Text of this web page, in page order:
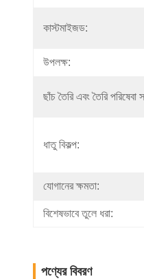
কাস্টমাইজড:
উপলক্ষ:
ছাঁচ তৈরি এবং তৈরি পরিষেবা
ধাতু বিকল্প:
যোগানের ক্ষমতা:
বিশেষভাবে তুলে ধরা:
পণ্যের বিবরণ